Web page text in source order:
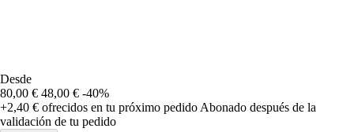
Desde
80,00 € 48,00 € -40%
+2,40 € ofrecidos en tu próximo pedido Abonado después de la
validación de tu pedido